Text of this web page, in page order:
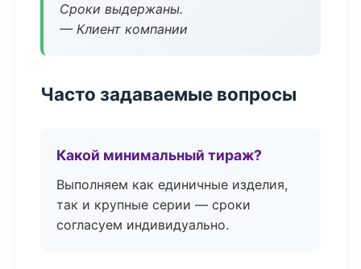
Сроки выдержаны.
— Клиент компании
Часто задаваемые вопросы
Какой минимальный тираж?
Выполняем как единичные изделия,
так и крупные серии — сроки
согласуем индивидуально.